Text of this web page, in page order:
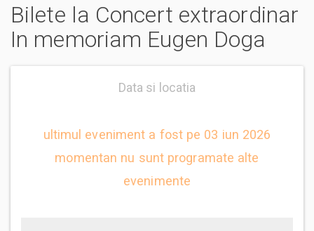
Bilete la Concert extraordinar
In memoriam Eugen Doga
Data si locatia
ultimul eveniment a fost pe 03 iun 2026
momentan nu sunt programate alte
evenimente